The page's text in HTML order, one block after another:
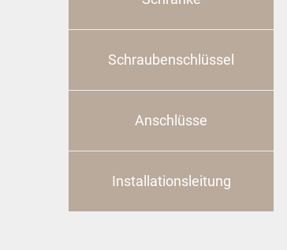
Schraubenschlüssel
Anschlüsse
Installationsleitung